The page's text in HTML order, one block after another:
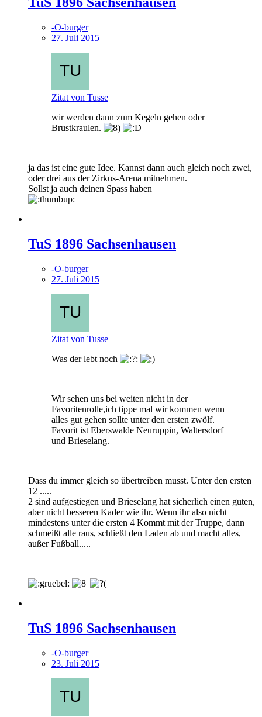
-O-burger
27. Juli 2015
Zitat von Tusse
wir werden dann zum Kegeln gehen oder
Brustkraulen.
ja das ist eine gute Idee. Kannst dann auch gleich noch zwei,
oder drei aus der Zirkus-Arena mitnehmen.
Sollst ja auch deinen Spass haben
TuS 1896 Sachsenhausen
-O-burger
27. Juli 2015
Zitat von Tusse
Was der lebt noch
Wir sehen uns bei weiten nicht in der
Favoritenrolle,ich tippe mal wir kommen wenn
alles gut gehen sollte unter den ersten zwölf.
Favorit ist Eberswalde Neuruppin, Waltersdorf
und Brieselang.
Dass du immer gleich so übertreiben musst. Unter den ersten
12 .....
2 sind aufgestiegen und Brieselang hat sicherlich einen guten,
aber nicht besseren Kader wie ihr. Wenn ihr also nicht
mindestens unter die ersten 4 Kommt mit der Truppe, dann
schmeißt alle raus, schließt den Laden ab und macht alles,
außer Fußball.....
TuS 1896 Sachsenhausen
-O-burger
23. Juli 2015